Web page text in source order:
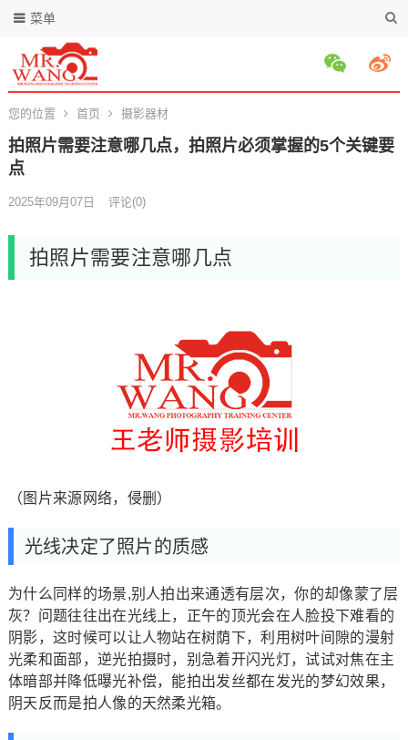
菜单
您的位置 首页 摄影器材
拍照片需要注意哪几点，拍照片必须掌握的5个关键要
点
2025年09月07日 评论(0)
拍照片需要注意哪几点
（图片来源网络，侵删）
光线决定了照片的质感
为什么同样的场景,别人拍出来通透有层次，你的却像蒙了层
灰？问题往往出在光线上，正午的顶光会在人脸投下难看的
阴影，这时候可以让人物站在树荫下，利用树叶间隙的漫射
光柔和面部，逆光拍摄时，别急着开闪光灯，试试对焦在主
体暗部并降低曝光补偿，能拍出发丝都在发光的梦幻效果，
阴天反而是拍人像的天然柔光箱。